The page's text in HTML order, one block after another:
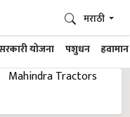
योजना पशुधन हवामान
मराठी